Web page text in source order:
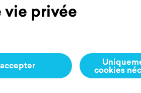
vie privée
accepter cookies
familles de valeurs n’a pas
et la fragmentation de la
dépasser les clichés qui
profils stéréotypés,et à
et de rassemblement